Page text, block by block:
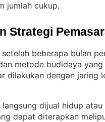
jumlah cukup.
Strategi
beberapa bulan
metode budidaya
dilakukan dengan jaring
dijual hidup
dapat diterapkan